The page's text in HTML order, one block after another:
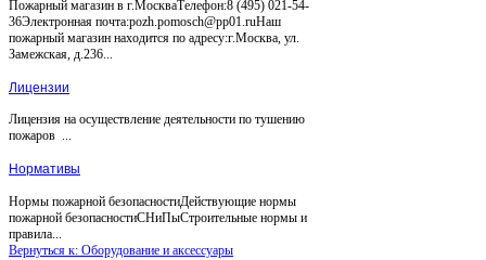
Пожарный магазин в г.МоскваТелефон:8 (495) 021-54-
36Электронная почта:pozh.pomosch@pp01.ruНаш
пожарный магазин находится по адресу:г.Москва, ул.
Замежская, д.236...
Лицензии
Лицензия на осуществление деятельности по тушению
пожаров ...
Нормативы
Нормы пожарной безопасностиДействующие нормы
пожарной безопасностиСНиПыСтроительные нормы и
правила...
Вернуться к: Оборудование и аксессуары